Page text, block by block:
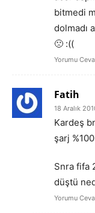
bitmedi
dolmadı
🙁 :((
Yorumu
Fatih
18 Aralık
Kardeş
şarj
Snra fifa
düştü
Yorumu